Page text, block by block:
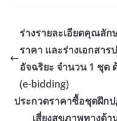
ร่างรายละเอียดคุณลั
ราคา และร่างเอกสา
อัจฉริยะ จำนวน 1 ชุด
(e-bidding)
ประกวดราคาซื้อชุดฝึก
เสี่ยงสุขภาพทางด้